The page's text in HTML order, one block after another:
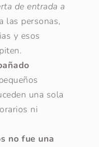
de entrada a
las personas,
y esos
una sola
ni
no fue una